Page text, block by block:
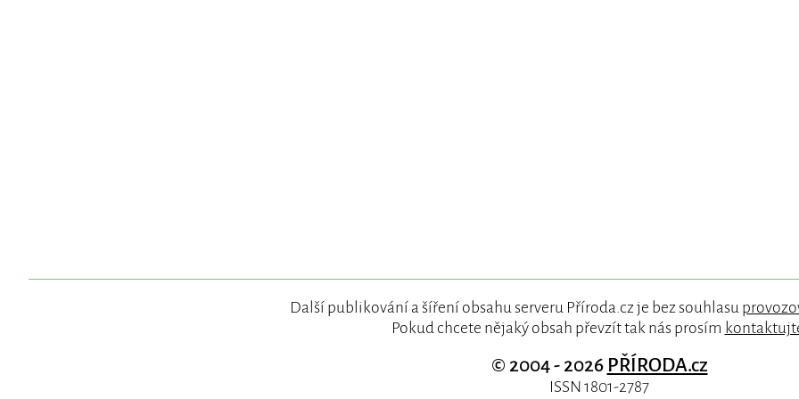
Další publikování a šíření obsahu serveru Příroda.cz je bez souhlasu
Pokud chcete nějaký obsah převzít tak nás prosím
© 2004 - 2026 PŘÍRODA.cz
ISSN 1801-2787